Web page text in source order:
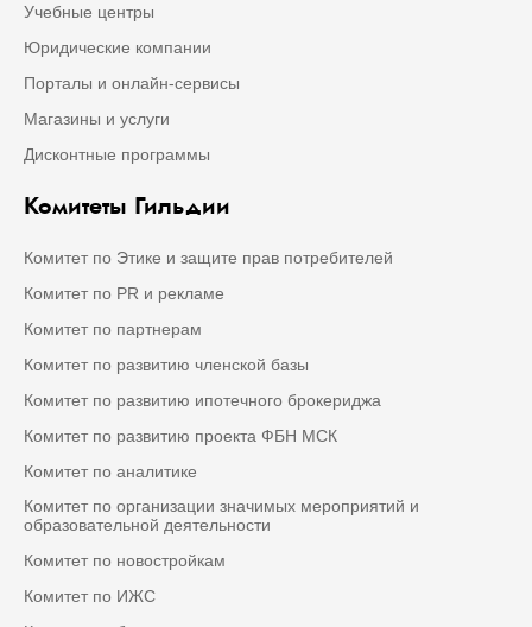
Учебные центры
Юридические компании
Порталы и онлайн-сервисы
Магазины и услуги
Дисконтные программы
Комитеты Гильдии
Комитет по Этике и защите прав потребителей
Комитет по PR и рекламе
Комитет по партнерам
Комитет по развитию членской базы
Комитет по развитию ипотечного брокериджа
Комитет по развитию проекта ФБН МСК
Комитет по аналитике
Комитет по организации значимых мероприятий и
образовательной деятельности
Комитет по новостройкам
Комитет по ИЖС